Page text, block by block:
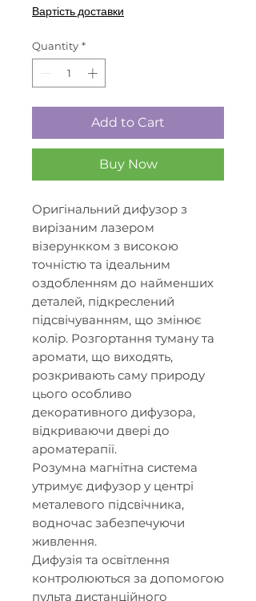
Вартість доставки
Quantity *
Add to Cart
Buy Now
Оригінальний дифузор з
вирізаним лазером
візерункком з високою
точністю та ідеальним
оздобленням до найменших
деталей, підкреслений
підсвічуванням, що змінює
колір. Розгортання туману та
аромати, що виходять,
розкривають саму природу
цього особливо
декоративного дифузора,
відкриваючи двері до
ароматерапії.
Розумна магнітна система
утримує дифузор у центрі
металевого підсвічника,
водночас забезпечуючи
живлення.
Дифузія та освітлення
контролюються за допомогою
пульта дистанційного